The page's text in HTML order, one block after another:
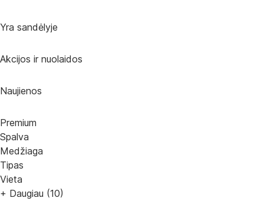
Yra sandėlyje
Akcijos ir nuolaidos
Naujienos
Premium
Spalva
Medžiaga
Tipas
Vieta
+ Daugiau (10)